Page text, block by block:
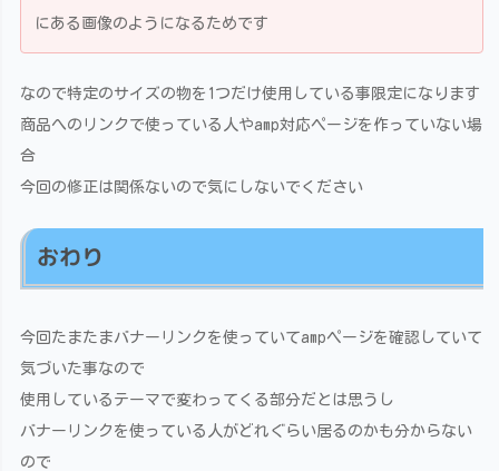
にある画像のようになるためです
なので特定のサイズの物を1つだけ使用している事限定になります
商品へのリンクで使っている人やamp対応ページを作っていない場
合
今回の修正は関係ないので気にしないでください
おわり
今回たまたまバナーリンクを使っていてampページを確認していて
気づいた事なので
使用しているテーマで変わってくる部分だとは思うし
バナーリンクを使っている人がどれぐらい居るのかも分からない
ので